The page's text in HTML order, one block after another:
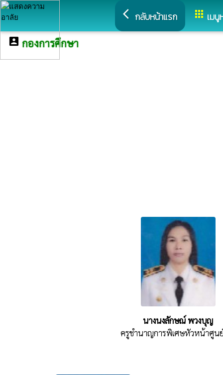
arrow_back_ios กลับหน้าแรก apps เม
account_box กองการศึกษา
นางนงลักษณ์ พวงบุญ
ครูชำนาญการพิเศษหัวหน้าศูน